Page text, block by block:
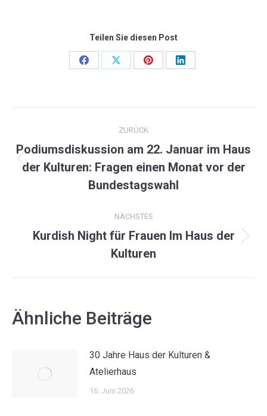
Teilen Sie diesen Post
Share
Share
Share
Share
ZURÜCK
Vorheriger
Beitrag:
Podiumsdiskussion am 22. Januar im Haus
der Kulturen: Fragen einen Monat vor der
Bundestagswahl
NÄCHSTES
Nächster
Beitrag:
Kurdish Night für Frauen Im Haus der
Kulturen
Ähnliche Beiträge
30 Jahre Haus der Kulturen &
Atelierhaus
16. Juni 2026